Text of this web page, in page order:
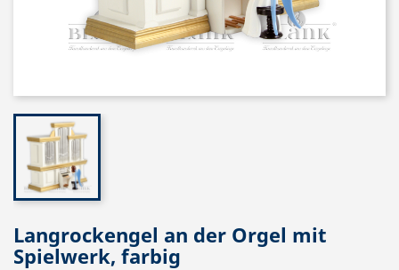
Langrockengel an der Orgel mit
Spielwerk, farbig